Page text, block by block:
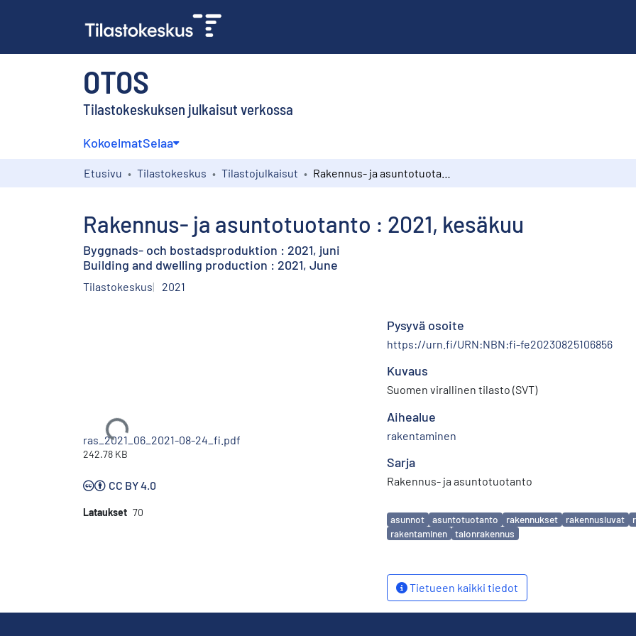
OTOS
Tilastokeskuksen julkaisut verkossa
KokoelmatSelaa
Etusivu Tilastokeskus Tilastojulkaisut
Rakennus- ja asuntotuotanto : 2021, kesäkuu
Byggnads- och bostadsproduktion : 2021, juni
Building and dwelling production : 2021, June
Tilastokeskus 2021
Ladataan...
ras_2021_06_2021-08-24_fi.pdf
242.78 KB
CC BY 4.0
Lataukset 70
Pysyvä osoite
https://urn.fi/URN:NBN:fi-fe20230825106856
Kuvaus
Suomen virallinen tilasto (SVT)
Aihealue
rakentaminen
Sarja
Rakennus- ja asuntotuotanto
Avainsanat
asunnot asuntotuotanto rakennukset rakennusluvat
rakentaminen
talonrakennus
Tietueen kaikki tiedot